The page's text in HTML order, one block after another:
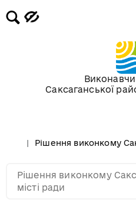
Саксаганської
Рішення виконкому
Рішення виконкому
місті ради
Засідання за 2015
Засідання за 2014
Засідання за
Засідання за
Засідання за